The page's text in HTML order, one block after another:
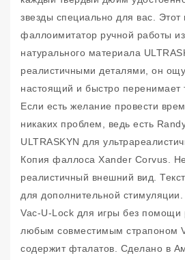
звезды специально для вас.
фаллоимитатор ручной работы
натурального материала
реалистичными деталями, он
настоящий и быстро перенимает
Если есть желание провести
никаких проблем, ведь есть
ULTRASKYN для
Копия фаллоса Xander Corvus.
реалистичный внешний вид.
для дополнительной
Vac-U-Lock для игры без помощи
любым совместимым страпоном
содержит фталатов. Сделано в